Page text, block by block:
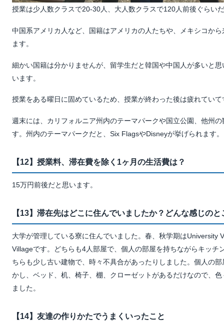
授業は少人数クラスで20-30人、大人数クラスで120人前後ぐらい
中国系アメリカ人など、国籍はアメリカの人たちや、メキシコか
ます。
細かい国籍は分かりませんが、留学生だと韓国や中国人が多いと
います。
授業をある曜日に固めているため、授業が終わった後は疲れてい
週末には、カリフォルニア州内のテーマパークや国立公園、他州
す。州内のテーマパークだと、Six FlagsやDisneyが挙げられます。
【12】授業料、滞在費を除く1ヶ月の生活費は？
15万円前後だと思います。
【13】滞在先はどこに住んでいましたか？どんな感じの
大学が管理している寮に住んでいました。春、秋学期はUniversity
Villageです。どちらも4人部屋で、個人の部屋を持ちながらキッチ
ちらも少し古い建物で、時々不具合があったりしました。個人の
かし、ベッド、机、椅子、棚、クローゼットがあるだけなので、
ました。
【14】友達の作りかたでうまくいったこと